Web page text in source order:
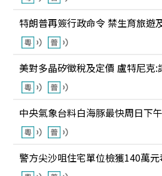
特朗普再簽行政命令 禁生育旅遊
美對多晶矽徵稅及定價 盧特尼克
中央氣象台料白海豚最快周日下
警方尖沙咀住宅單位檢獲140萬